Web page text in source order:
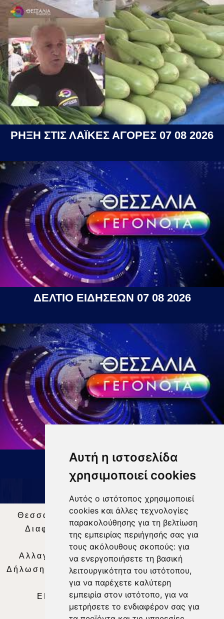
Αυτή η ιστοσελίδα
χρησιμοποιεί cookies
Αυτός ο ιστότοπος χρησιμοποιεί
cookies και άλλες τεχνολογίες
παρακολούθησης για τη βελτίωση
της εμπειρίας περιήγησής σας για
τους ακόλουθους σκοπούς: για
να ενεργοποιήσετε τη βασική
λειτουργικότητα του ιστότοπου,
για να παρέχετε καλύτερη
εμπειρία στον ιστότοπο, για να
μετρήσετε το ενδιαφέρον σας για
ΡΗΞΗ ΣΤΙΣ ΛΑΪΚΕΣ ΑΓΟΡΕΣ 07 08 2026
ΔΕΛΤΙΟ ΕΙΔΗΣΕΩΝ 07 08 2026
ΔΕΛΤΙΟ ΕΙΔΗΣΕΩΝ 9 8 26
Θεσσαλία Τηλεόραση|SNG Services
Διαφήμιση | Όροι Χρήσης |Δήλωση
Απορρήτου |
Περιεχόμενο
Αλλαγή Προτιμήσεων για τα Cookies
Δήλωση συμμόρφωσης με τη σύσταση (ΕΕ)
2018/334|Ταυτότητα
ΕΝΗΜΕΡΩΣΗ |WEB TV| LIVE